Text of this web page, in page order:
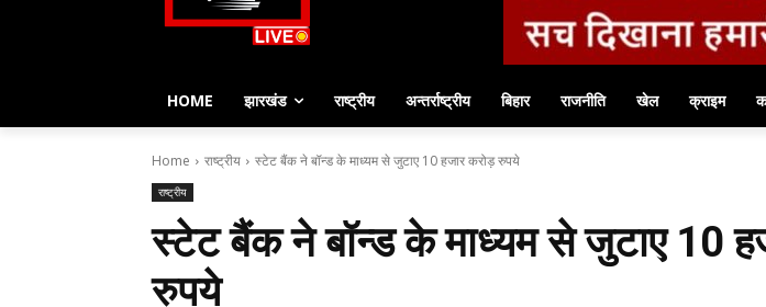
HOME झारखंड राष्ट्रीय अन्तर्राष्ट्रीय बिहार राजनीति खेल क्राइम
Home राष्ट्रीय स्टेट बैंक ने बॉन्ड के माध्यम से जुटाए 10 हजार करोड़ रुपये
राष्ट्रीय
स्टेट बैंक ने बॉन्ड के माध्यम से जुटाए 10
रुपये